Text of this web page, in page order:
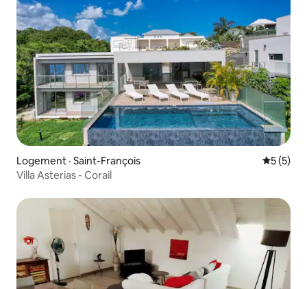
Logement · Saint-François Note
5 (5)
Villa Asterias - Corail